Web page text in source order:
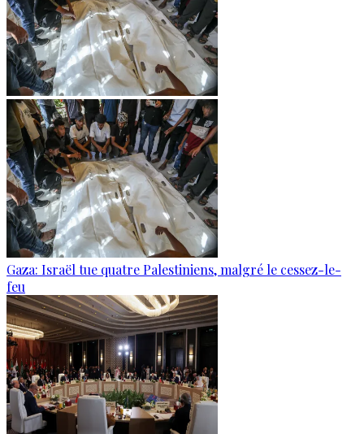
Gaza: Israël tue quatre Palestiniens, malgré le cessez-le-
feu